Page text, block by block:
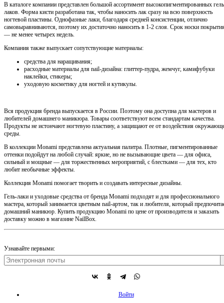
В каталоге компании представлен большой ассортимент высокопигментированных
лаков. Форма кисти разработана так, чтобы наносить лак сразу на всю поверхность
ногтевой пластины. Однофазные лаки, благодаря средней консистенции, отлично
самовыравниваются, поэтому их достаточно наносить в 1-2 слоя. Срок носки
— не менее четырех недель.
Компания также выпускает сопутствующие материалы:
средства для наращивания;
расходные материалы для nail-дизайна: глиттер-пудра, жемчуг, камифубуки
наклейки, стикеры;
уходовую косметику для ногтей и кутикулы.
Вся продукция бренда выпускается в России. Поэтому она доступна для мастеров и
любителей домашнего маникюра. Товары соответствуют всем стандартам качества.
Продукты не истончают ногтевую пластину, а защищают ее от воздействия
среды.
В коллекции Monami представлена актуальная палитра. Плотные, пигментированные
оттенки подойдут на любой случай: яркие, но не вызывающие цвета — для офиса,
сильный и мощные — для торжественных мероприятий, с блестками — для тех, кто
любит необычные эффекты.
Коллекция Monami помогает творить и создавать интересные дизайны.
Гель-лаки и уходовые средства от бренда Monami подходят и для профессионального
мастера, который занимается цветным nail-артом, так и любителя, который
домашний маникюр. Купить продукцию Monami по цене от производителя и заказать
доставку можно в магазине NailBox.
Узнавайте первыми:
Войти